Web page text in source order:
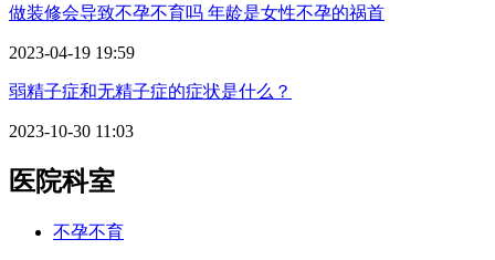
做装修会导致不孕不育吗 年龄是女性不孕的祸首
2023-04-19 19:59
弱精子症和无精子症的症状是什么？
2023-10-30 11:03
医院科室
不孕不育